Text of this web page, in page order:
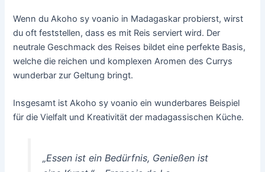
Wenn du Akoho sy voanio in Madagaskar probierst, wirst
du oft feststellen, dass es mit Reis serviert wird. Der
neutrale Geschmack des Reises bildet eine perfekte Basis,
welche die reichen und komplexen Aromen des Currys
wunderbar zur Geltung bringt.
Insgesamt ist Akoho sy voanio ein wunderbares Beispiel
für die Vielfalt und Kreativität der madagassischen Küche.
„Essen ist ein Bedürfnis, Genießen ist